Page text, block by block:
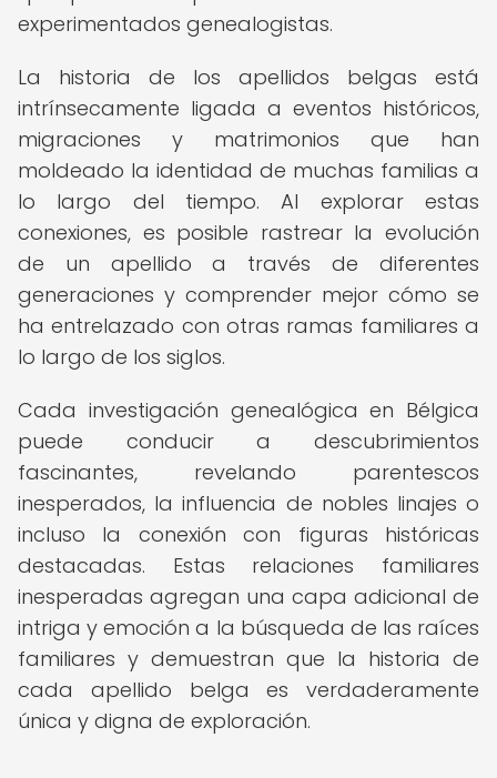
experimentados genealogistas.
La historia de los apellidos belgas está
intrínsecamente ligada a eventos históricos,
migraciones y matrimonios que han
moldeado la identidad de muchas familias a
lo largo del tiempo. Al explorar estas
conexiones, es posible rastrear la evolución
de un apellido a través de diferentes
generaciones y comprender mejor cómo se
ha entrelazado con otras ramas familiares a
lo largo de los siglos.
Cada investigación genealógica en Bélgica
puede conducir a descubrimientos
fascinantes, revelando parentescos
inesperados, la influencia de nobles linajes o
incluso la conexión con figuras históricas
destacadas. Estas relaciones familiares
inesperadas agregan una capa adicional de
intriga y emoción a la búsqueda de las raíces
familiares y demuestran que la historia de
cada apellido belga es verdaderamente
única y digna de exploración.